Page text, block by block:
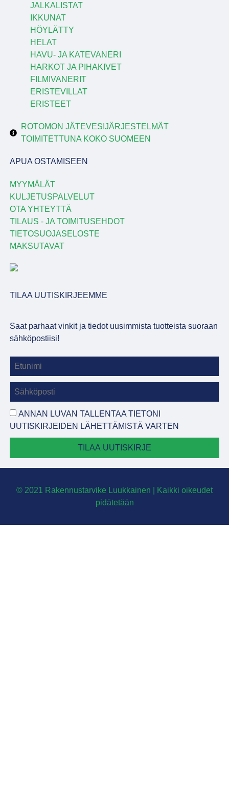
JALKALISTAT
IKKUNAT
HÖYLÄTTY
HELAT
HAVU- JA KATEVANERI
HARKOT JA PIHAKIVET
FILMIVANERIT
ERISTEVILLAT
ERISTEET
ROTOMON JÄTEVESIJÄRJESTELMÄT
TOIMITETTUNA KOKO SUOMEEN
APUA OSTAMISEEN
MYYMÄLÄT
KULJETUSPALVELUT
OTA YHTEYTTÄ
TILAUS - JA TOIMITUSEHDOT
TIETOSUOJASELOSTE
MAKSUTAVAT
TILAA UUTISKIRJEEMME
Saat parhaat vinkit ja tiedot uusimmista tuotteista suoraan
sähköpostiisi!
ANNAN LUVAN TALLENTAA TIETONI
UUTISKIRJEIDEN LÄHETTÄMISTÄ VARTEN
TILAA UUTISKIRJE
© 2021 Rakennustarvike Luukkainen | Kaikki oikeudet
pidätetään